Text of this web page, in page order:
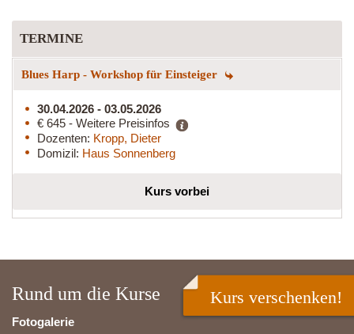
TERMINE
Blues Harp - Workshop für Einsteiger
30.04.2026 - 03.05.2026
€ 645 - Weitere Preisinfos
Dozenten: Kropp, Dieter
Domizil: Haus Sonnenberg
Kurs vorbei
Rund um die Kurse
Fotogalerie
Kurs verschenken!